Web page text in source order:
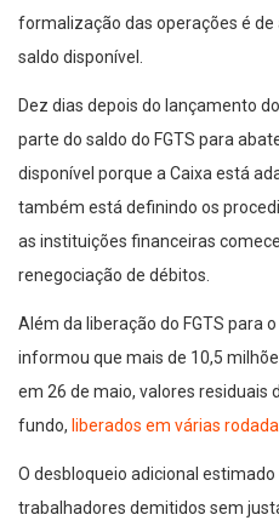
formalização das operações é de
saldo disponível.
Dez dias depois do lançamento
parte do saldo do FGTS para
disponível porque a Caixa está
também está definindo os
as instituições financeiras
renegociação de débitos.
Além da liberação do FGTS para
informou que mais de 10,5
em 26 de maio, valores residuais
fundo, liberados em várias
O desbloqueio adicional
trabalhadores demitidos sem